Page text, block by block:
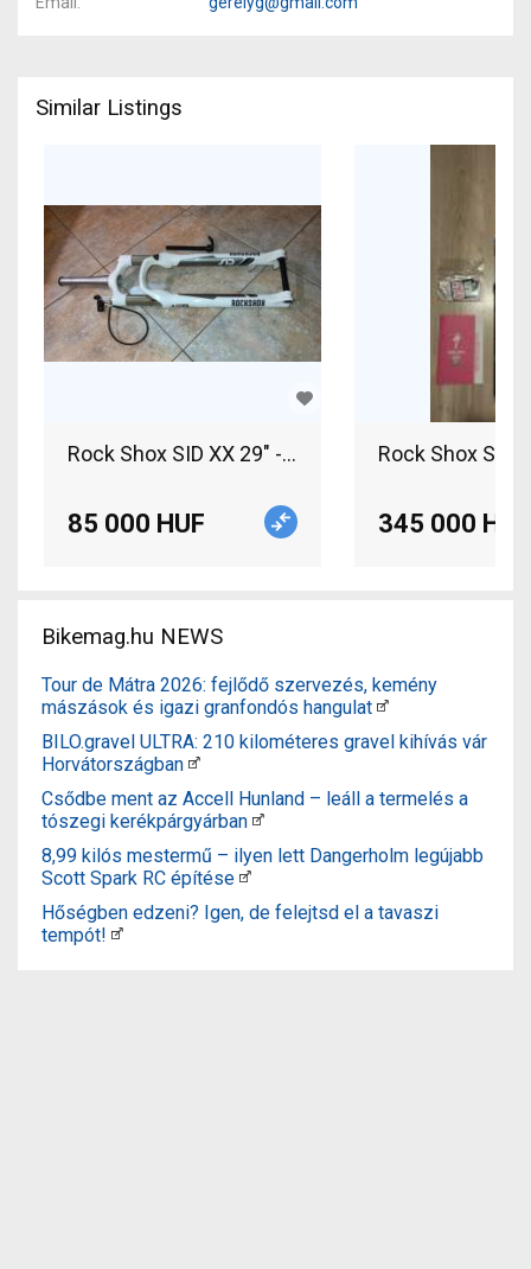
Similar Listings
Rock
85 000 HUF
Rock Shox Sid
345 000 HUF
Bikemag.hu NEWS
Tour de Mátra 2026: fejlődő szervezés, kemény
mászások és igazi granfondós hangulat
BILO.gravel ULTRA: 210 kilométeres gravel kihívás vár
Horvátországban
Csődbe ment az Accell Hunland – leáll a termelés a
tószegi kerékpárgyárban
8,99 kilós mestermű – ilyen lett Dangerholm legújabb
Scott Spark RC építése
Hőségben edzeni? Igen, de felejtsd el a tavaszi
tempót!